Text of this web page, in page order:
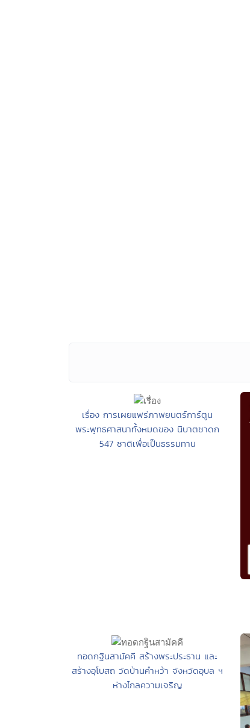
เรื่อง การเผยแพร่ภาพยนตร์การ์ตูน
พระพุทธศาสนาทั้งหมดของ นิบาตชาดก
547 ชาติเพื่อเป็นธรรมทาน
ทอดกฐินสามัคคี สร้างพระประธาน และ
สร้างอุโบสถ วัดบ้านคำหว้า จังหวัดอุบล ฯ
ห่างไกลความเจริญ